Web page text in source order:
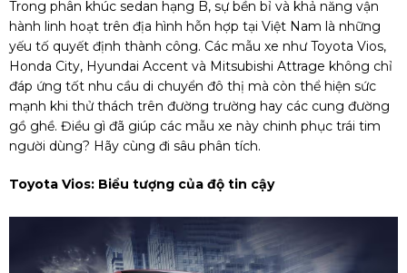
Trong phân khúc sedan hạng B, sự bền bỉ và khả năng vận
hành linh hoạt trên địa hình hỗn hợp tại Việt Nam là những
yếu tố quyết định thành công. Các mẫu xe như Toyota Vios,
Honda City, Hyundai Accent và Mitsubishi Attrage không chỉ
đáp ứng tốt nhu cầu di chuyển đô thị mà còn thể hiện sức
mạnh khi thử thách trên đường trường hay các cung đường
gồ ghề. Điều gì đã giúp các mẫu xe này chinh phục trái tim
người dùng? Hãy cùng đi sâu phân tích.
Toyota Vios: Biểu tượng của độ tin cậy